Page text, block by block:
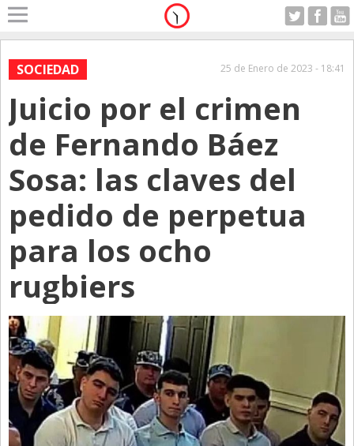
Home
A Motor
Alerta
Anticipo
Campo
Carrera & Emprendedores
Club House
Con Estilo
De Bolsillo
Diarios de Argentina
Diarios del Mundo
Directivos
Ecología y Ambiente
Economía
SOCIEDAD 25 de Enero de 2023 - 18:41
Juicio por el crimen
de Fernando Báez
Sosa: las claves del
pedido de perpetua
para los ocho
rugbiers